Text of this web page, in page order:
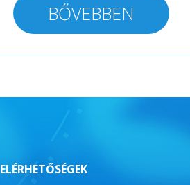
BŐVEBBEN
ELÉRHETŐSÉGEK